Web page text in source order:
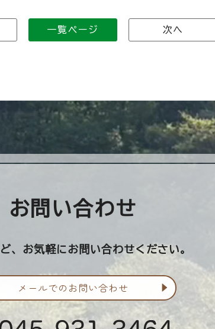
一覧ページ 次へ
お問い合わせ
、お気軽にお問い合わせください。
メールでの お問い合わせ